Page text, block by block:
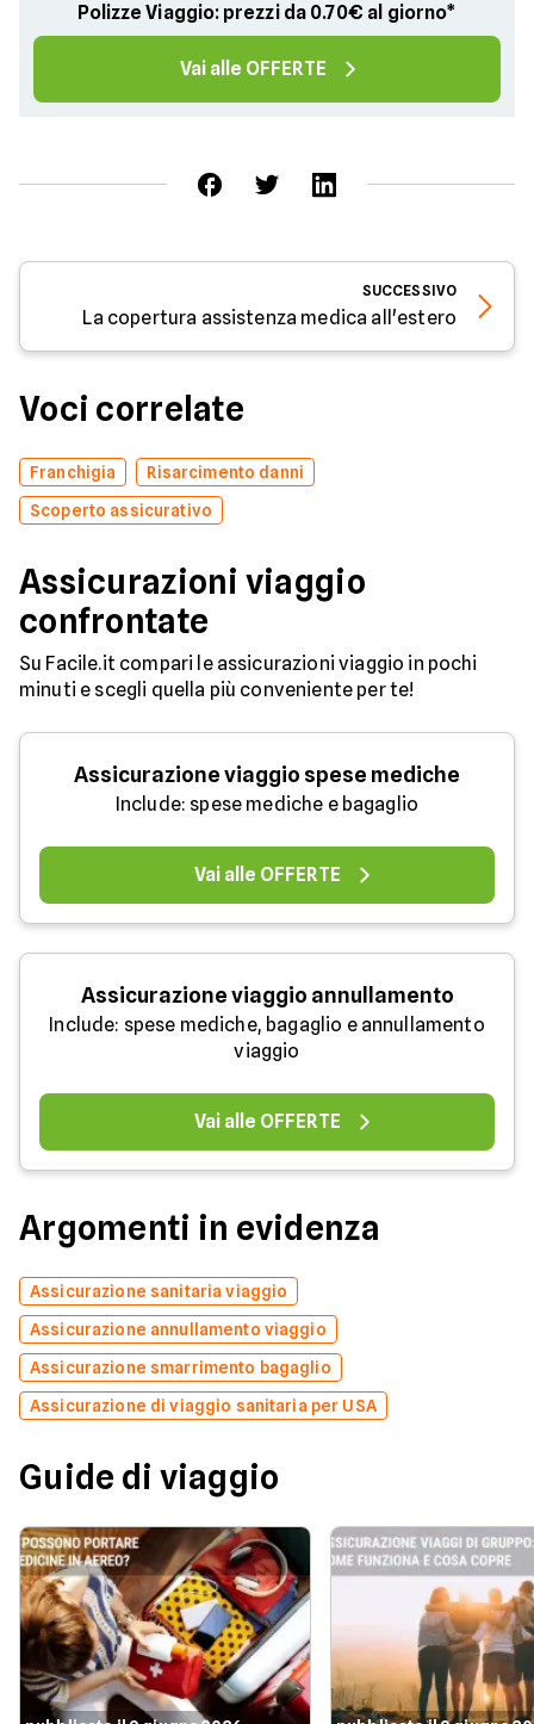
Polizze Viaggio: prezzi da 0.70€ al giorno*
Vai alle OFFERTE
SUCCESSIVO
La copertura assistenza medica all'estero
Voci correlate
Franchigia
Risarcimento danni
Scoperto assicurativo
Assicurazioni viaggio
confrontate
Su Facile.it compari le assicurazioni viaggio in pochi
minuti e scegli quella più conveniente per te!
Assicurazione viaggio spese mediche
Include: spese mediche e bagaglio
Vai alle OFFERTE
Assicurazione viaggio annullamento
Include: spese mediche, bagaglio e annullamento
viaggio
Vai alle OFFERTE
Argomenti in evidenza
Assicurazione sanitaria viaggio
Assicurazione annullamento viaggio
Assicurazione smarrimento bagaglio
Assicurazione di viaggio sanitaria per USA
Guide di viaggio